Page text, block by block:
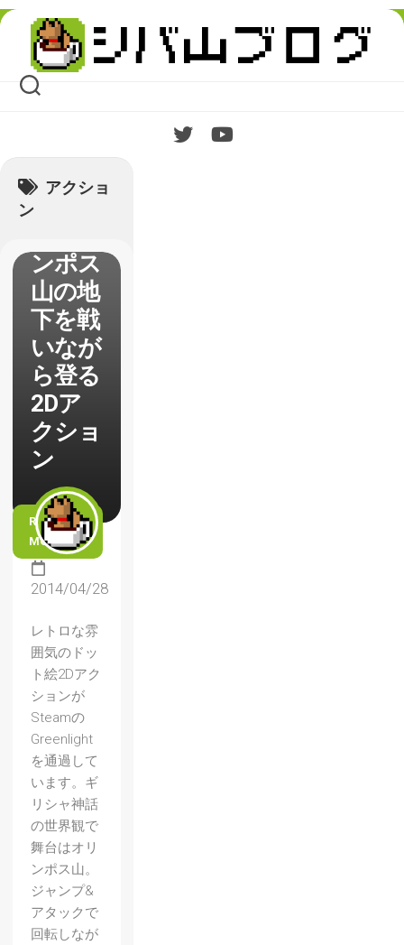
Skip
content
アクショ
ン
【Oly
mpia
Rising
ンポス
山の地
下を戦
いなが
ら登る
2Dア
クショ
ン
READ
MORE
2014/04/28
レトロな雰
囲気のドッ
ト絵2Dアク
ションが
Steamの
Greenlight
を通過して
います。ギ
リシャ神話
の世界観で
舞台はオリ
ンポス山。
ジャンプ&
アタックで
回転しなが